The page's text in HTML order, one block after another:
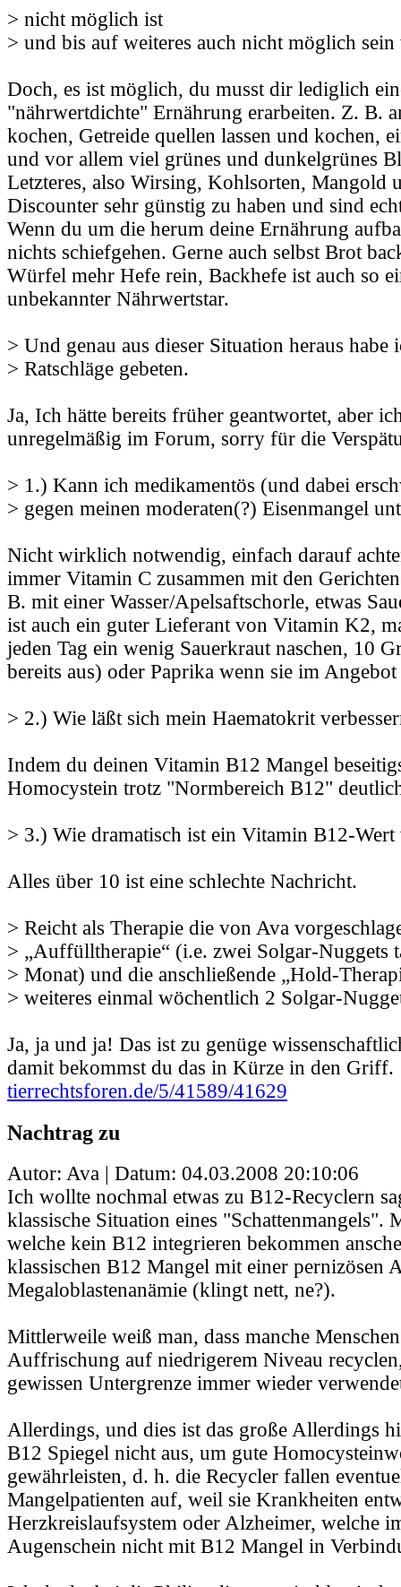
> nicht möglich ist
> und bis auf weiteres auch nicht möglich
Doch, es ist möglich, du musst dir lediglich
"nährwertdichte" Ernährung erarbeiten. Z. B.
kochen, Getreide quellen lassen und kochen,
und vor allem viel grünes und dunkelgrünes
Letzteres, also Wirsing, Kohlsorten, Mangold
Discounter sehr günstig zu haben und sind
Wenn du um die herum deine Ernährung
nichts schiefgehen. Gerne auch selbst Brot
Würfel mehr Hefe rein, Backhefe ist auch so
unbekannter Nährwertstar.
> Und genau aus dieser Situation heraus
> Ratschläge gebeten.
Ja, Ich hätte bereits früher geantwortet, aber
unregelmäßig im Forum, sorry für die
> 1.) Kann ich medikamentös (und dabei
> gegen meinen moderaten(?) Eisenmangel
Nicht wirklich notwendig, einfach darauf
immer Vitamin C zusammen mit den
B. mit einer Wasser/Apelsaftschorle, etwas
ist auch ein guter Lieferant von Vitamin K2,
jeden Tag ein wenig Sauerkraut naschen, 10
bereits aus) oder Paprika wenn sie im
> 2.) Wie läßt sich mein Haematokrit
Indem du deinen Vitamin B12 Mangel
Homocystein trotz "Normbereich B12"
> 3.) Wie dramatisch ist ein Vitamin B12-Wert
Alles über 10 ist eine schlechte Nachricht.
> Reicht als Therapie die von Ava
> „Auffülltherapie“ (i.e. zwei Solgar-Nuggets
> Monat) und die anschließende „Hold-
> weiteres einmal wöchentlich 2 Solgar-
Ja, ja und ja! Das ist zu genüge
damit bekommst du das in Kürze in den Griff.
tierrechtsforen.de/5/41589/41629
Nachtrag zu
Autor: Ava | Datum: 04.03.2008 20:10:06
Ich wollte nochmal etwas zu B12-Recyclern
klassische Situation eines "Schattenmangels".
welche kein B12 integrieren bekommen
klassischen B12 Mangel mit einer pernizösen
Megaloblastenanämie (klingt nett, ne?).
Mittlerweile weiß man, dass manche
Auffrischung auf niedrigerem Niveau
gewissen Untergrenze immer wieder
Allerdings, und dies ist das große Allerdings
B12 Spiegel nicht aus, um gute
gewährleisten, d. h. die Recycler fallen
Mangelpatienten auf, weil sie Krankheiten
Herzkreislaufsystem oder Alzheimer, welche
Augenschein nicht mit B12 Mangel in